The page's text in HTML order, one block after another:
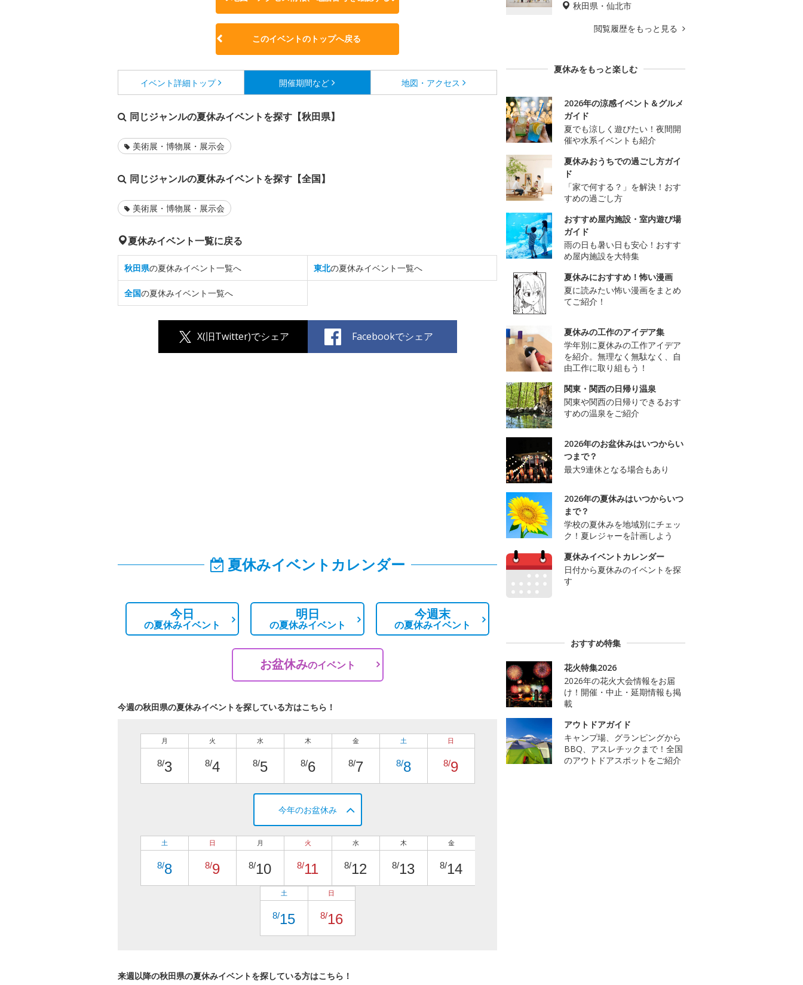
このイベントのトップへ戻る
イベント詳細 トップ 開催期間など 地図・アクセス
同じジャンルの夏休みイベントを探す【秋田県】
美術展・博物展・展示会
同じジャンルの夏休みイベントを探す【全国】
美術展・博物展・展示会
夏休みイベント一覧に戻る
秋田県の夏休みイベント一覧へ 東北の夏休みイベント一覧へ
全国の夏休みイベント一覧へ
X(旧Twitter)でシェア Facebookでシェア
夏休みイベントカレンダー
今日
の夏休みイベント
明日
の夏休みイベント
今週末
の夏休みイベント
お盆休みのイベント
今週の秋田県の夏休みイベントを探している方はこちら！
月
8/3
火
8/4
水
8/5
木
8/6
金
8/7
土
8/8
日
8/9
今年のお盆休み
土
8/8
日
8/9
月
8/10
火
8/11
水
8/12
木
8/13
金
8/14
土
8/15
日
8/16
来週以降の秋田県の夏休みイベントを探している方はこちら！
秋田県・仙北市
閲覧履歴をもっと見る
夏休みをもっと楽しむ
2026年の涼感イベント＆グルメ
ガイド
夏でも涼しく遊びたい！夜間開
催や水系イベントも紹介
夏休みおうちでの過ごし方ガイ
ド
「家で何する？」を解決！おす
すめの過ごし方
おすすめ屋内施設・室内遊び場
ガイド
雨の日も暑い日も安心！おすす
め屋内施設を大特集
夏休みにおすすめ！怖い漫画
夏に読みたい怖い漫画をまとめ
てご紹介！
夏休みの工作のアイデア集
学年別に夏休みの工作アイデア
を紹介。無理なく無駄なく、自
由工作に取り組もう！
関東・関西の日帰り温泉
関東や関西の日帰りできるおす
すめの温泉をご紹介
2026年のお盆休みはいつからい
つまで？
最大9連休となる場合もあり
2026年の夏休みはいつからいつ
まで？
学校の夏休みを地域別にチェッ
ク！夏レジャーを計画しよう
夏休みイベントカレンダー
日付から夏休みのイベントを探
す
おすすめ特集
花火特集2026
2026年の花火大会情報をお届
け！開催・中止・延期情報も掲
載
アウトドアガイド
キャンプ場、グランピングから
BBQ、アスレチックまで！全国
のアウトドアスポットをご紹介